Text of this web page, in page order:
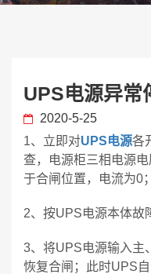
UPS电源异常
2020-5-25
1、立即对UPS电源各
查，电源柜三相电源
于合闸位置，电流为0
2、按UPS电源本体故
3、将UPS电源输入主
恢复合闸；此时UPS